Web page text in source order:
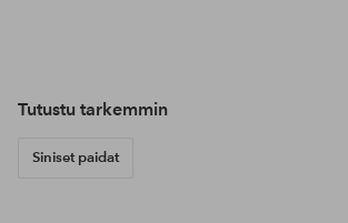
Tutustu tarkemmin
Siniset paidat